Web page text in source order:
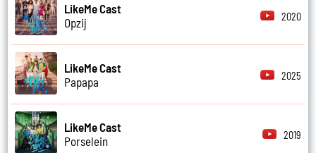
LikeMe Cast
Opzij
2020
LikeMe Cast
Papapa
2025
LikeMe Cast
Porselein
2019